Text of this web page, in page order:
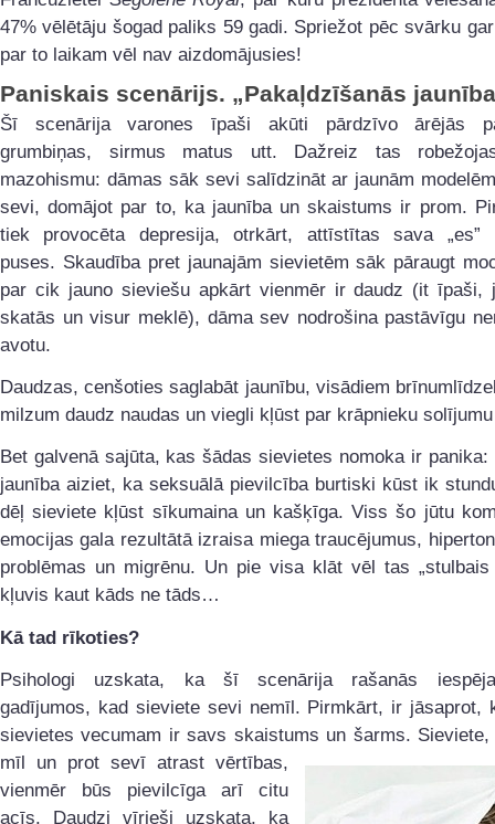
47% vēlētāju šogad paliks 59 gadi. Spriežot pēc svārku
par to laikam vēl nav aizdomājusies!
Paniskais scenārijs. „Pakaļdzīšanās
Šī scenārija varones īpaši akūti pārdzīvo ārējās
grumbiņas, sirmus matus utt. Dažreiz tas
mazohismu: dāmas sāk sevi salīdzināt ar jaunām
sevi, domājot par to, ka jaunība un skaistums ir prom.
tiek provocēta depresija, otrkārt, attīstītas sava „es”
puses. Skaudība pret jaunajām sievietēm sāk pāraugt
par cik jauno sieviešu apkārt vienmēr ir daudz (it īpaši,
skatās un visur meklē), dāma sev nodrošina pastāvīgu
avotu.
Daudzas, cenšoties saglabāt jaunību, visādiem
milzum daudz naudas un viegli kļūst par krāpnieku
Bet galvenā sajūta, kas šādas sievietes nomoka ir
jaunība aiziet, ka seksuālā pievilcība burtiski kūst ik
dēļ sieviete kļūst sīkumaina un kašķīga. Viss šo jūtu
emocijas gala rezultātā izraisa miega traucējumus,
problēmas un migrēnu. Un pie visa klāt vēl tas
kļuvis kaut kāds ne tāds…
Kā tad rīkoties?
Psihologi uzskata, ka šī scenārija rašanās
gadījumos, kad sieviete sevi nemīl. Pirmkārt, ir jāsaprot,
sievietes vecumam ir savs skaistums un šarms.
mīl un prot sevī atrast vērtības,
vienmēr būs pievilcīga arī citu
acīs. Daudzi vīrieši uzskata, ka